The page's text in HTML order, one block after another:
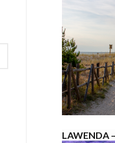
LAWENDA